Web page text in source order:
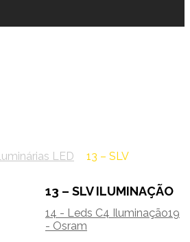
LED
13 – SLV
13 – SLV ILUMINAÇÃO
14 - Leds C4 Iluminação19
- Osram